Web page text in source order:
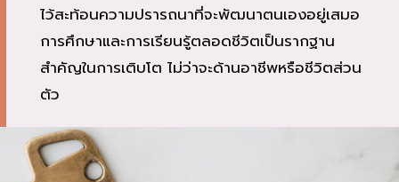
ไว้สะท้อนความปรารถนาที่จะพัฒนาตนเองอยู่เสมอ
การศึกษาและการเรียนรู้ตลอดชีวิตเป็นรากฐาน
สำคัญในการเติบโต ไม่ว่าจะด้านอาชีพหรือชีวิตส่วน
ตัว